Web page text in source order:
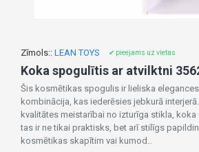
Zīmols:: LEAN TOYS ✔ pieejams uz vietas
Koka spogulītis ar atvilktni
Šis kosmētikas spogulis ir lieliska
kombinācija, kas iederēsies jebkurā
kvalitātes meistarībai no izturīga stikla, koka
tas ir ne tikai praktisks, bet arī stilīgs
kosmētikas skapītim vai kumod..